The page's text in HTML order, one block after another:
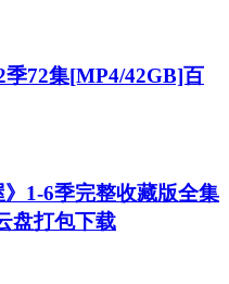
72集[MP4/42GB]百
1-6季完整收藏版全集
盘打包下载